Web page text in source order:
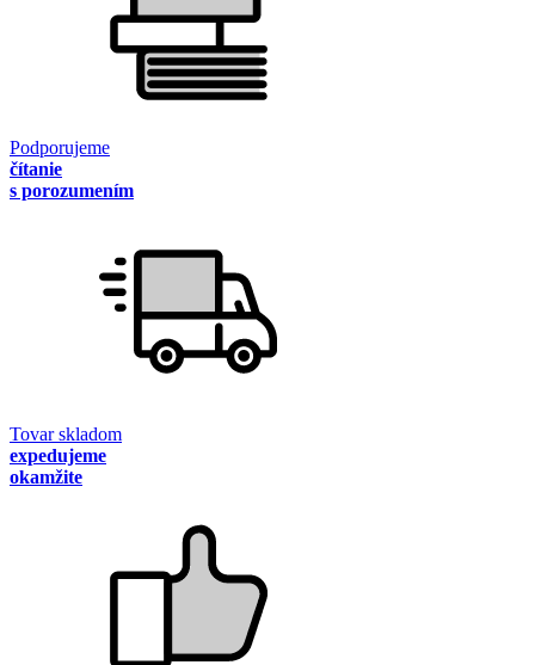
Podporujeme
čítanie
s porozumením
Tovar skladom
expedujeme
okamžite